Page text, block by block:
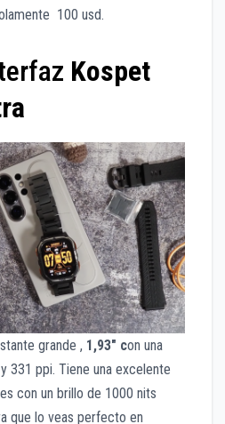
100 usd.
Kospet
grande , 1,93″ con una
331 ppi. Tiene una excelente
con un brillo de 1000 nits
que lo veas perfecto en